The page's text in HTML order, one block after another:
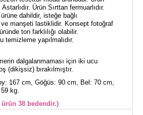
Ürün Sırttan fermuarlıdır.
dahildir, isteğe bağlı
ve manşeti lastiklidir. Konsept fotoğraf
ton farklılığı olabilir.
temizleme yapılmalıdır.
dalgalanmaması için iki ucu
(dikişsiz) bırakılmıştır.
167 cm, Göğüs: 90 cm, Bel: 70 cm,
kg.
38 bedendir.)